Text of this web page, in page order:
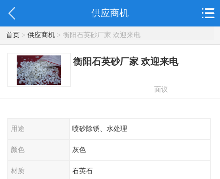
供应商机
首页> 供应商机> 衡阳石英砂厂家 欢迎来电
衡阳石英砂厂家 欢迎来电
面议
用途 喷砂除锈、水处理
颜色 灰色
材质 石英石